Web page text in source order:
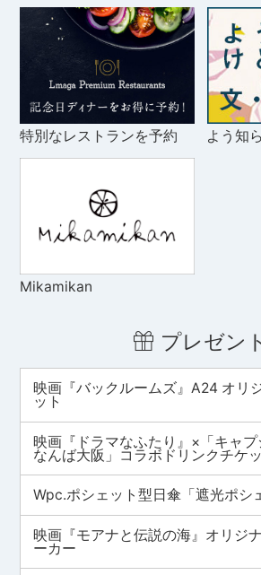
特別なレストランを予約 よう知
Mikamikan
プレゼン
映画『バックルームズ』A24 オリ
ット
映画『ドラマなふたり』×「キャ
なんば大阪」コラボドリンクチケ
Wpc.ポシェット型日傘「遮光ポシ
映画『モアナと伝説の海』オリジ
ーカー